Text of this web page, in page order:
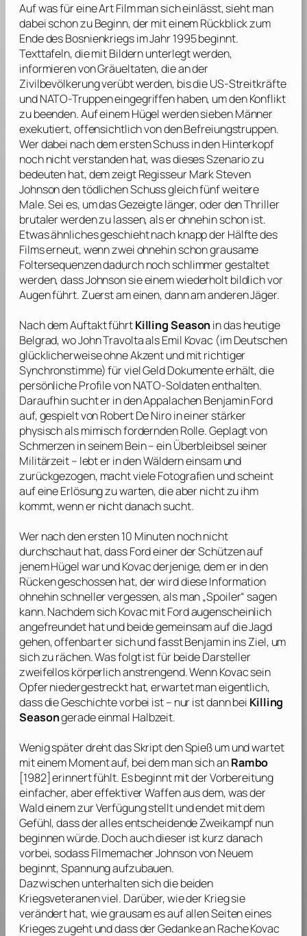
Auf was für eine Art Film man sich einlässt, sieht man
dabei schon zu Beginn, der mit einem Rückblick zum
Ende des Bosnienkriegs im Jahr 1995 beginnt.
Texttafeln, die mit Bildern unterlegt werden,
informieren von Gräueltaten, die an der
Zivilbevölkerung verübt werden, bis die US-Streitkräfte
und NATO-Truppen eingegriffen haben, um den Konflikt
zu beenden. Auf einem Hügel werden sieben Männer
exekutiert, offensichtlich von den Befreiungstruppen.
Wer dabei nach dem ersten Schuss in den Hinterkopf
noch nicht verstanden hat, was dieses Szenario zu
bedeuten hat, dem zeigt RegisseurMark Steven
Johnsonden tödlichen Schuss gleich fünf weitere
Male. Sei es, um das Gezeigte länger, oder den Thriller
brutaler werden zu lassen, als er ohnehin schon ist.
Etwas ähnliches geschieht nach knapp der Hälfte des
Films erneut, wenn zwei ohnehin schon grausame
Foltersequenzen dadurch noch schlimmer gestaltet
werden, dassJohnsonsie einem wiederholt bildlich vor
Augen führt. Zuerst am einen, dann am anderen Jäger.
Nach dem Auftakt führtKilling Seasonin das heutige
Belgrad, woJohn Travoltaals Emil Kovac (im Deutschen
glücklicherweise ohne Akzent und mit richtiger
Synchronstimme) für viel Geld Dokumente erhält, die
persönliche Profile von NATO-Soldaten enthalten.
Daraufhin sucht er in den Appalachen Benjamin Ford
auf, gespielt vonRobert De Niroin einer stärker
physisch als mimisch fordernden Rolle. Geplagt von
Schmerzen in seinem Bein – ein Überbleibsel seiner
Militärzeit – lebt er in den Wäldern einsam und
zurückgezogen, macht viele Fotografien und scheint
auf eine Erlösung zu warten, die aber nicht zu ihm
kommt, wenn er nicht danach sucht.
Wer nach den ersten 10 Minuten noch nicht
durchschaut hat, dass Ford einer der Schützen auf
jenem Hügel war und Kovac derjenige, dem er in den
Rücken geschossen hat, der wird diese Information
ohnehin schneller vergessen, als man „Spoiler“ sagen
kann. Nachdem sich Kovac mit Ford augenscheinlich
angefreundet hat und beide gemeinsam auf die Jagd
gehen, offenbart er sich und fasst Benjamin ins Ziel, um
sich zu rächen. Was folgt ist für beide Darsteller
zweifellos körperlich anstrengend. Wenn Kovac sein
Opfer niedergestreckt hat, erwartet man eigentlich,
dass die Geschichte vorbei ist – nur ist dann bei Killing
Seasongerade einmal Halbzeit.
Wenig später dreht das Skript den Spieß um und wartet
mit einem Moment auf, bei dem man sich anRambo
[1982] erinnert fühlt. Es beginnt mit der Vorbereitung
einfacher, aber effektiver Waffen aus dem, was der
Wald einem zur Verfügung stellt und endet mit dem
Gefühl, dass der alles entscheidende Zweikampf nun
beginnen würde. Doch auch dieser ist kurz danach
vorbei, sodass FilmemacherJohnsonvon Neuem
beginnt, Spannung aufzubauen.
Dazwischen unterhalten sich die beiden
Kriegsveteranen viel. Darüber, wie der Krieg sie
verändert hat, wie grausam es auf allen Seiten eines
Krieges zugeht und dass der Gedanke an Rache Kovac